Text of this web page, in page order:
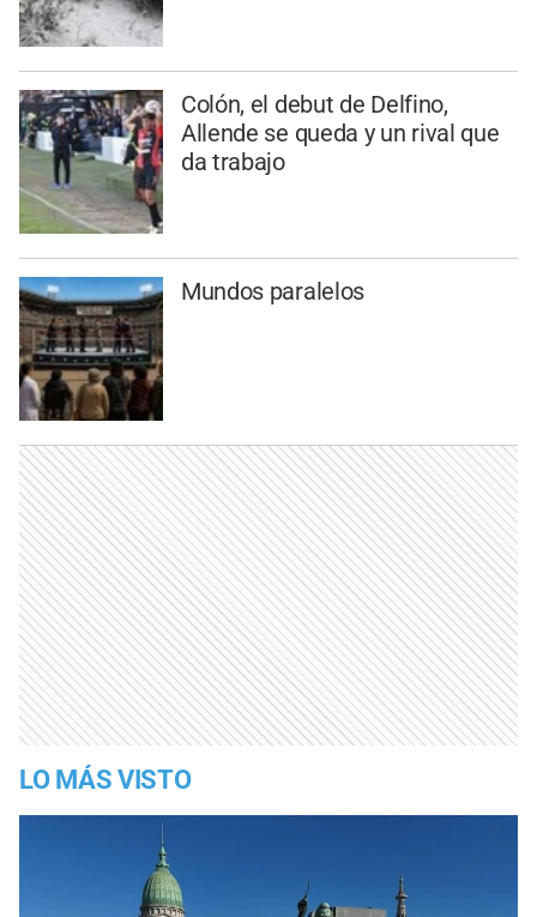
Colón, el debut de Delfino,
Allende se queda y un rival que
da trabajo
Mundos paralelos
LO MÁS VISTO